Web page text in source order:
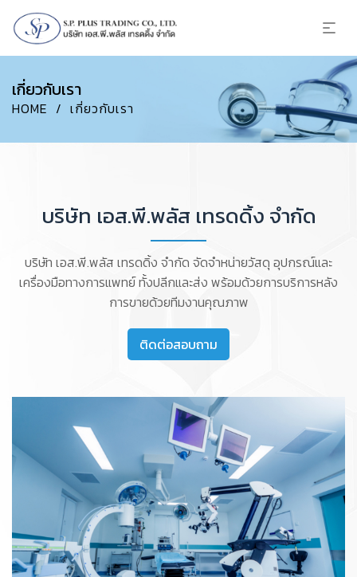
เกี่ยวกับเรา
HOME / เกี่ยวกับเรา
บริษัท เอส.พี.พลัส เทรดดิ้ง จำกัด
บริษัท เอส.พี.พลัส เทรดดิ้ง จำกัด จัดจำหน่ายวัสดุ อุปกรณ์และ
เครื่องมือทางการแพทย์ ทั้งปลีกและส่ง พร้อมด้วยการบริการหลัง
การขายด้วยทีมงานคุณภาพ
ติดต่อสอบถาม